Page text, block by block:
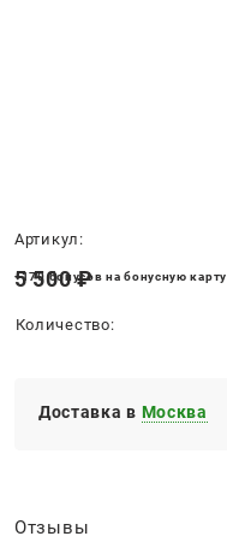
Артикул:
5 500 ₽
+170 бонусов на бонусную карту
Количество:
Доставка в Москва
Отзывы